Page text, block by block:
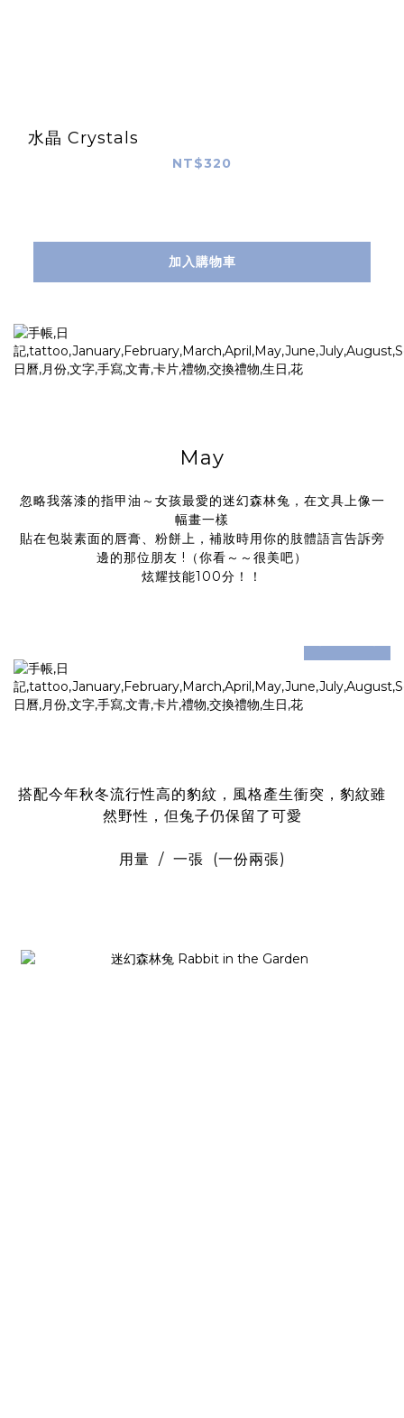
水晶 Crystals
NT$320
加入購物車
May
忽略我落漆的指甲油～女孩最愛的迷幻森林兔，在文具上像一
幅畫一樣
貼在包裝素面的唇膏、粉餅上，補妝時用你的肢體語言告訴旁
邊的那位朋友 !（你看～～很美吧）
炫耀技能100分！！
搭配今年秋冬流行性高的豹紋，風格產生衝突，豹紋雖
然野性，但兔子仍保留了可愛
用量 / 一張 (一份兩張)